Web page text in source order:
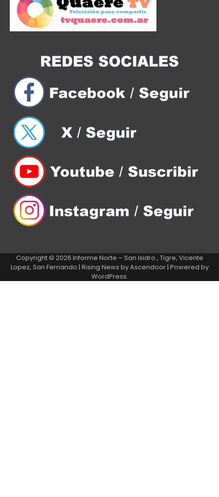
Copyright © 2026 Informe Norte – San Isidro , Tigre, Vicente
Lopez, San Fernando | Rising News byAscendoor| Powered by
WordPress.